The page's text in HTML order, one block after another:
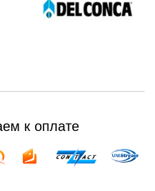
к оплате